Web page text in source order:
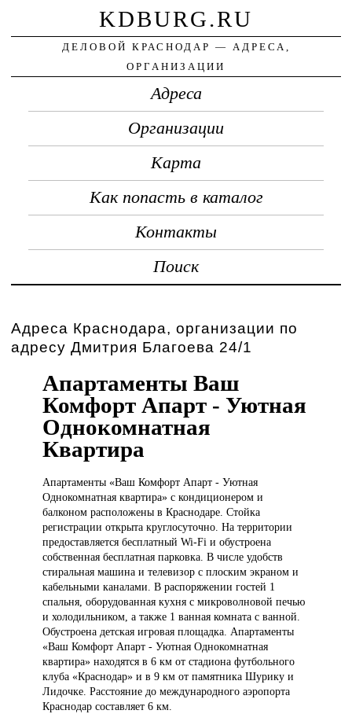
KDBURG.RU
ДЕЛОВОЙ КРАСНОДАР — АДРЕСА,
ОРГАНИЗАЦИИ
Адреса
Организации
Карта
Как попасть в каталог
Контакты
Поиск
Адреса Краснодара, организации по
адресу Дмитрия Благоева 24/1
Апартаменты Ваш
Комфорт Апарт - Уютная
Однокомнатная
Квартира
Апартаменты «ВашКомфорт Апарт - Уютная
Однокомнатная квартира» с кондиционером и
балконом расположены в Краснодаре. Стойка
регистрации открыта круглосуточно. На территории
предоставляется бесплатный Wi-Fi и обустроена
собственная бесплатная парковка. В числе удобств
стиральная машина и телевизор с плоским экраном и
кабельными каналами. В распоряжении гостей 1
спальня, оборудованная кухня с микроволновой печью
и холодильником, а также 1 ванная комната с ванной.
Обустроена детская игровая площадка. Апартаменты
«Ваш Комфорт Апарт - Уютная Однокомнатная
квартира» находятся в 6 км от стадиона футбольного
клуба «Краснодар» и в 9 км от памятника Шурику и
Лидочке. Расстояние до международного аэропорта
Краснодар составляет 6 км.